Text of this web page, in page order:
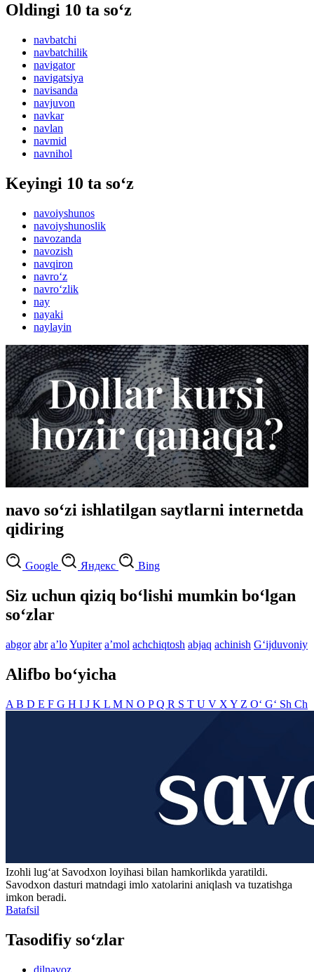
Oldingi 10 ta so‘z
navbatchi
navbatchilik
navigator
navigatsiya
navisanda
navjuvon
navkar
navlan
navmid
navnihol
Keyingi 10 ta so‘z
navoiyshunos
navoiyshunoslik
navozanda
navozish
navqiron
navro‘z
navro‘zlik
nay
nayaki
naylayin
navo so‘zi ishlatilgan saytlarni internetda
qidiring
Google Яндекс Bing
Siz uchun qiziq bo‘lishi mumkin bo‘lgan
so‘zlar
abgor abr aʼloYupiter aʼmol achchiqtosh abjaq achinish G‘ijduvoniy
Alifbo bo‘yicha
A B D E F G H I J K L M N O PQ R S T U V X Y Z O‘ G‘ Sh Ch
Izohli lugʻat Savodxon loyihasi bilan hamkorlikda yaratildi.
Savodxon dasturi matndagi imlo xatolarini aniqlash va tuzatishga
imkon beradi.
Batafsil
Tasodifiy so‘zlar
dilnavoz